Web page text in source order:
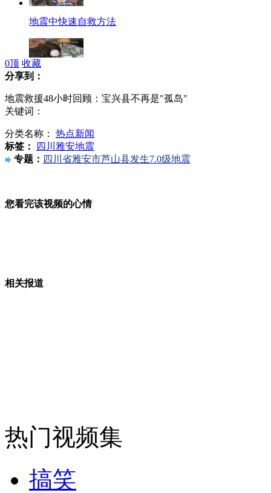
地震中快速自救方法
震后见闻：雅安见证爱的力量
恐怖沙尘暴 白昼瞬间变黑夜
雅安见证爱的力量
山西运城恶犬咬伤多人 警民合力深夜将其击毙
0顶 收藏
分享到：
地震救援48小时回顾：宝兴县不再是"孤岛"
关键词：
分类名称： 热点新闻
标签：
四川雅安地震
专题： 四川省雅安市芦山县发生7.0级地震
您看完该视频的心情
相关报道
热门视频集
搞笑